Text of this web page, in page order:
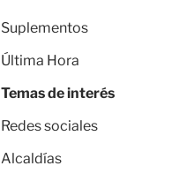
Suplementos
Última Hora
Temas de interés
Redes sociales
Alcaldías